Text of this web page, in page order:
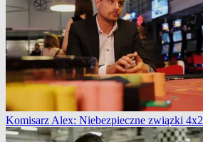
Komisarz Alex: Niebezpieczne związki 4x2